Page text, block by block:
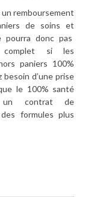
remboursement
de soins et
pourra donc pas
complet si les
paniers 100%
d’une prise
le 100% santé
un contrat de
formules plus